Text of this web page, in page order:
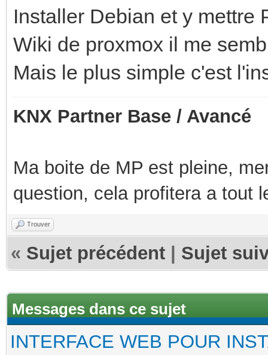
Installer Debian et y mettre
Wiki de proxmox il me
Mais le plus simple c'est
KNX Partner Base / Avancé
Ma boite de MP est pleine,
question, cela profitera a tout
Trouver
« Sujet précédent Sujet
Messages dans ce sujet
INTERFACE WEB POUR